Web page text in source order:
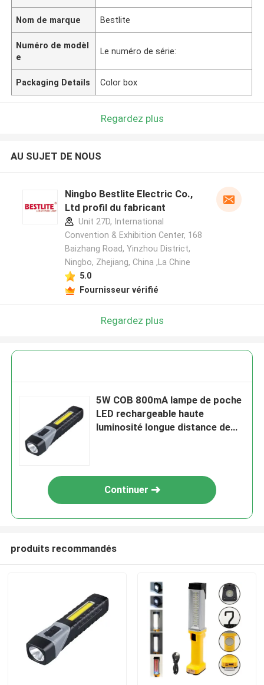
Nom de marque Bestlite
Numéro de modèl
e
Le numéro de série:
Packaging Details Color box
Regardez plus
AU SUJET DE NOUS
Ningbo Bestlite Electric Co.,
Ltd profil du fabricant
Unit 27D, International
Convention & Exhibition Center, 168
Baizhang Road, Yinzhou District,
Ningbo, Zhejiang, China ,La Chine
5.0
Fournisseur vérifié
Regardez plus
5W COB 800mA lampe de poche
LED rechargeable haute
luminosité longue distance de
Continuer
produits recommandés